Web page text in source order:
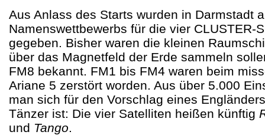
Aus Anlass des Starts wurden in Darmstadt
Namenswettbewerbs für die vier CLUSTER-
gegeben. Bisher waren die kleinen
über das Magnetfeld der Erde sammeln
FM8 bekannt. FM1 bis FM4 waren beim
Ariane 5 zerstört worden. Aus über 5.000
man sich für den Vorschlag eines
Tänzer ist: Die vier Satelliten heißen künftig
und Tango.